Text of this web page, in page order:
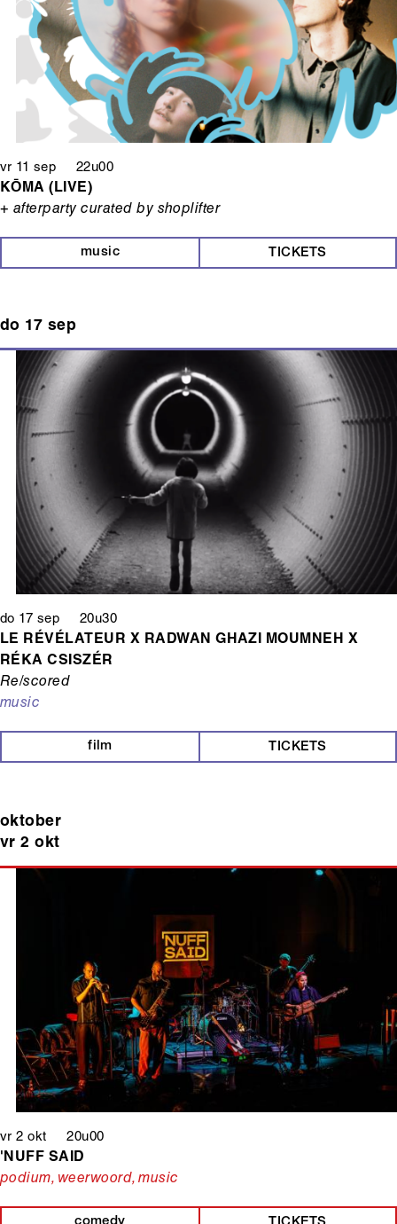
vr 11 sep 22u00
KŌMA (LIVE)
+ afterparty curated by shoplifter
music TICKETS
do 17 sep
do 17 sep 20u30
LE RÉVÉLATEUR X RADWAN GHAZI MOUMNEH X
RÉKA CSISZÉR
Re/scored
music
film TICKETS
oktober
vr 2 okt
vr 2 okt 20u00
'NUFF SAID
podium, weerwoord, music